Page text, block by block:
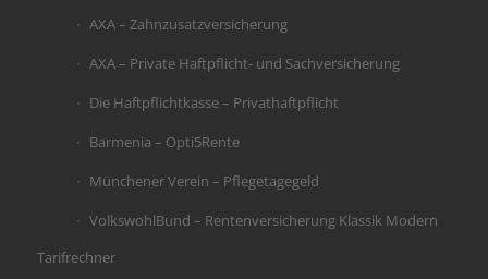
AXA – Zahnzusatzversicherung
AXA – Private Haftpflicht- und Sachversicherung
Die Haftpflichtkasse – Privathaftpflicht
Barmenia – Opti5Rente
Münchener Verein – Pflegetagegeld
VolkswohlBund – Rentenversicherung Klassik Modern
Tarifrechner